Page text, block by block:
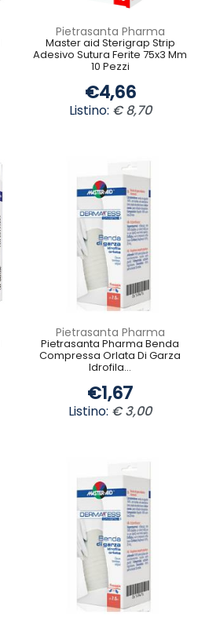
Pietrasanta Pharma
Master aid Sterigrap Strip
Adesivo Sutura Ferite 75x3 Mm
10 Pezzi
€4,66
Listino: € 8,70
Pietrasanta Pharma
Pietrasanta Pharma Benda
Compressa Orlata Di Garza
Idrofila...
€1,67
Listino: € 3,00